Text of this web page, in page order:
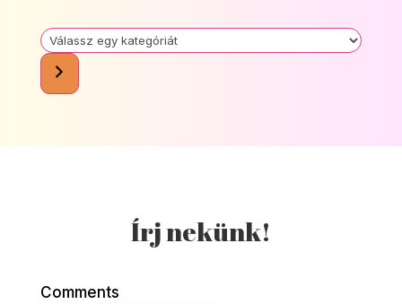
Válassz
egy
kategóriát
Írj nekünk!
Comments